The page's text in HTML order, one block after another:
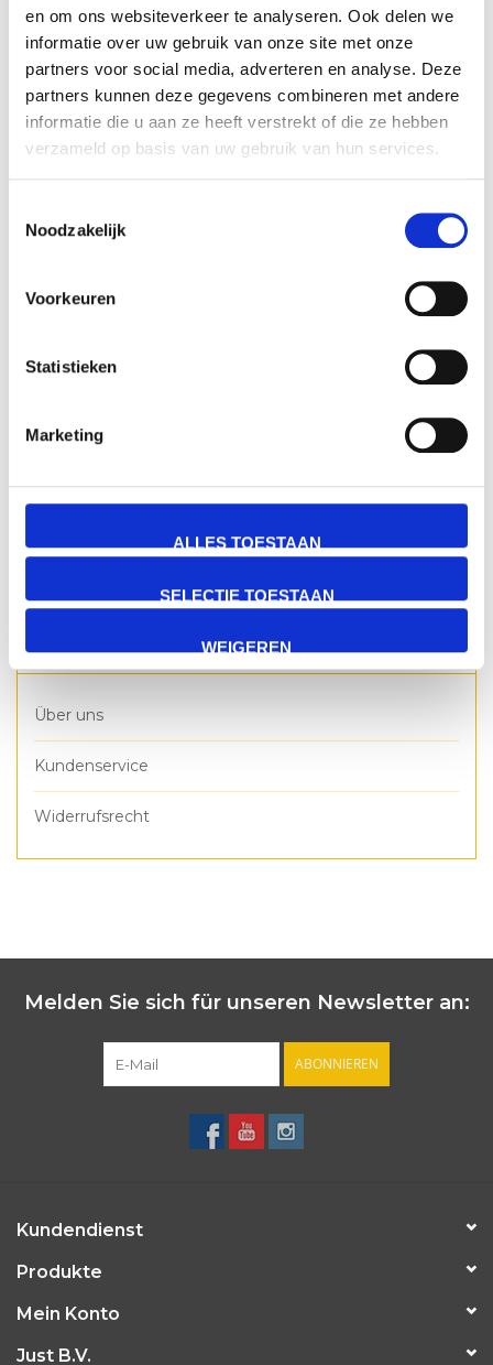
en om ons websiteverkeer te analyseren. Ook delen we
informatie over uw gebruik van onze site met onze
partners voor social media, adverteren en analyse. Deze
partners kunnen deze gegevens combineren met andere
informatie die u aan ze heeft verstrekt of die ze hebben
verzameld op basis van uw gebruik van hun services.
Noodzakelijk
Voorkeuren
Statistieken
Marketing
ALLES TOESTAAN
SELECTIE TOESTAAN
WEIGEREN
Firma:
Senden
Zusatzinformation
Über uns
Kundenservice
Widerrufsrecht
Melden Sie sich für unseren Newsletter an:
ABONNIEREN
Kundendienst
Produkte
Mein Konto
Just B.V.